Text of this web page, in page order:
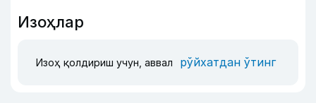
Изоҳлар
Изоҳ қолдириш учун, аввал рўйхатдан ўтинг